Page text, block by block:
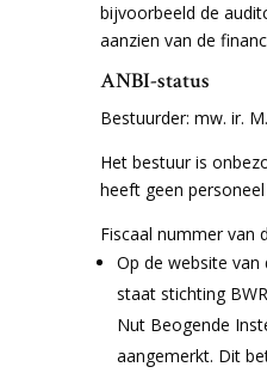
bijvoorbeeld de
aanzien van de
ANBI-status
Bestuurder: mw. ir.
Het bestuur is
heeft geen
Fiscaal nummer van
Op de website
staat stichting
Nut Beogende
aangemerkt. Dit